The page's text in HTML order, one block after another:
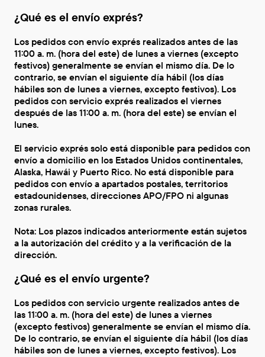
¿Qué es el envío exprés?
Los pedidos con envío exprés realizados antes de las
11:00 a. m. (hora del este) de lunes a viernes (excepto
festivos) generalmente se envían el mismo día. De lo
contrario, se envían el siguiente día hábil (los días
hábiles son de lunes a viernes, excepto festivos). Los
pedidos con servicio exprés realizados el viernes
después de las 11:00 a. m. (hora del este) se envían el
lunes.
El servicio exprés solo está disponible para pedidos con
envío a domicilio en los Estados Unidos continentales,
Alaska, Hawái y Puerto Rico. No está disponible para
pedidos con envío a apartados postales, territorios
estadounidenses, direcciones APO/FPO ni algunas
zonas rurales.
Nota: Los plazos indicados anteriormente están sujetos
a la autorización del crédito y a la verificación de la
dirección.
¿Qué es el envío urgente?
Los pedidos con servicio urgente realizados antes de
las 11:00 a. m. (hora del este) de lunes a viernes
(excepto festivos) generalmente se envían el mismo día.
De lo contrario, se envían el siguiente día hábil (los días
hábiles son de lunes a viernes, excepto festivos). Los